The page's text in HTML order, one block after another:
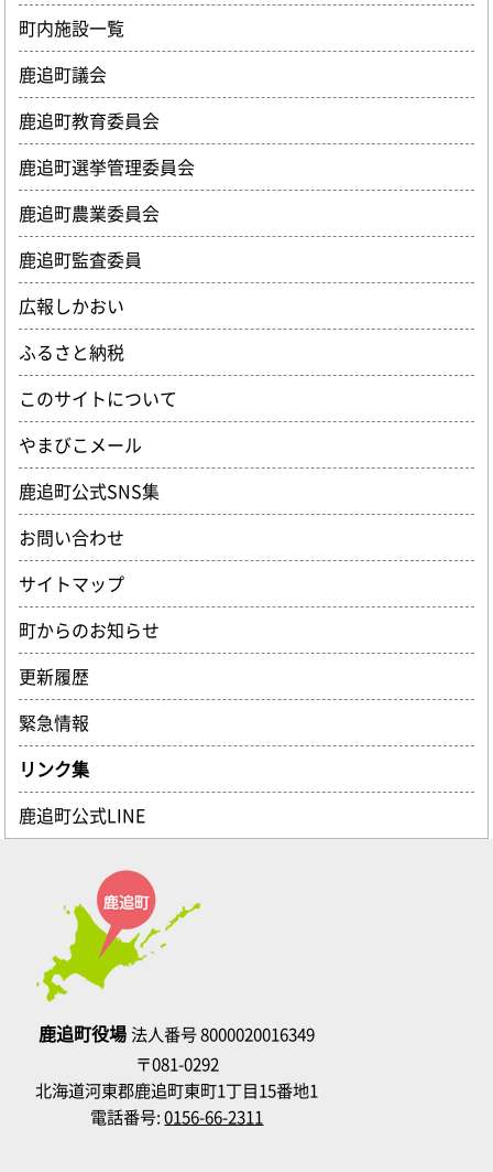
町内施設一覧
鹿追町議会
鹿追町教育委員会
鹿追町選挙管理委員会
鹿追町農業委員会
鹿追町監査委員
広報しかおい
ふるさと納税
このサイトについて
やまびこメール
鹿追町公式SNS集
お問い合わせ
サイトマップ
町からのお知らせ
更新履歴
緊急情報
リンク集
鹿追町公式LINE
鹿追町役場法人番号 8000020016349
〒081-0292
北海道河東郡鹿追町東町1丁目15番地1
電話番号:0156-66-2311